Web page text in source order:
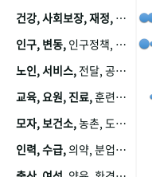
건강, 사회보장, 재정,
인구, 변동, 인구정책, 저출산, 고령사회, 고령화, 이동, 남북한, 지방자치단체, 컨설팅, 복지정책평가, 집, 사회개발
노인, 서비스, 전달, 공공, 보육, 수요, 공급, 사회서비스, 데이터, 보호, 요양, 아동, 예방, 청소년, 효율, 자원
교육, 요원, 진료,훈련, 보건요원, 마을, 마을건강사업, 보조원, 진료원, 보건진료원, 보건진료원교재
모자, 보건소,농촌, 도시, 금연, 농촌지역, 모자보건사업
인력, 수급,의약, 분업, 식품, 의약품, 의사, 안전